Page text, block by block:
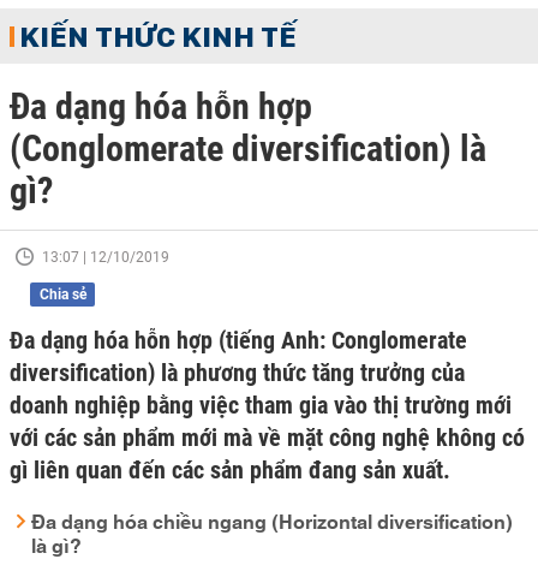
KIẾN THỨC KINH TẾ
Đa dạng hóa hỗn hợp
(Conglomerate diversification) là
gì?
13:07 | 12/10/2019
Chia sẻ
Đa dạng hóa hỗn hợp (tiếng Anh: Conglomerate
diversification) là phương thức tăng trưởng của
doanh nghiệp bằng việc tham gia vào thị trường mới
với các sản phẩm mới mà về mặt công nghệ không có
gì liên quan đến các sản phẩm đang sản xuất.
Đa dạng hóa chiều ngang (Horizontal diversification)
là gì?